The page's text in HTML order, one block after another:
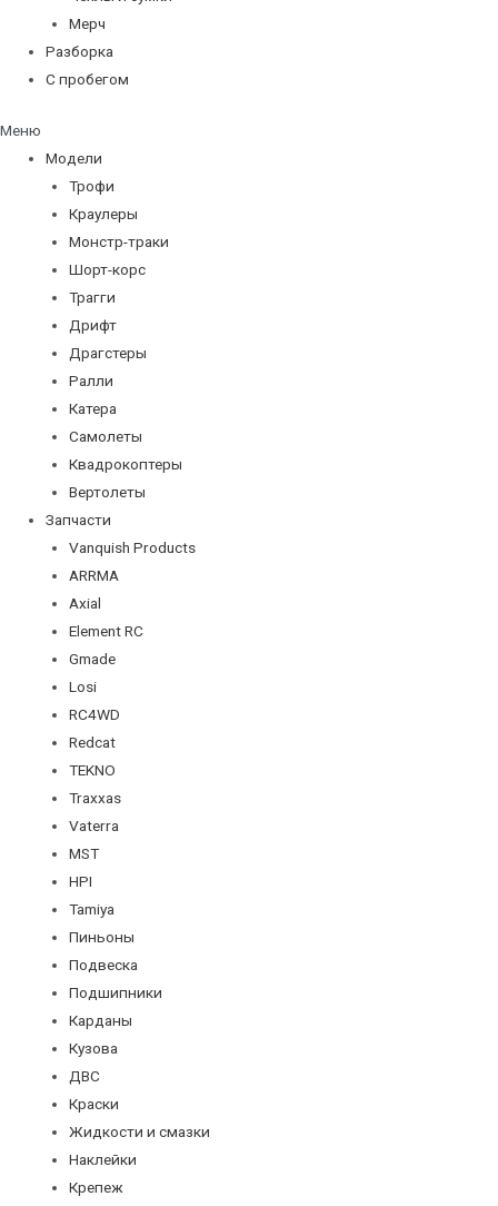
Мерч
Разборка
С пробегом
Меню
Модели
Трофи
Краулеры
Монстр-траки
Шорт-корс
Трагги
Дрифт
Драгстеры
Ралли
Катера
Самолеты
Квадрокоптеры
Вертолеты
Запчасти
Vanquish Products
ARRMA
Axial
Element RC
Gmade
Losi
RC4WD
Redcat
TEKNO
Traxxas
Vaterra
MST
HPI
Tamiya
Пиньоны
Подвеска
Подшипники
Карданы
Кузова
ДВС
Краски
Жидкости и смазки
Наклейки
Крепеж